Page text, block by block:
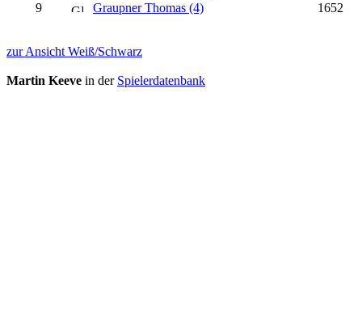
9
Graupner Thomas (4) 1652
zur Ansicht Weiß/Schwarz
Martin Keeve in der Spielerdatenbank